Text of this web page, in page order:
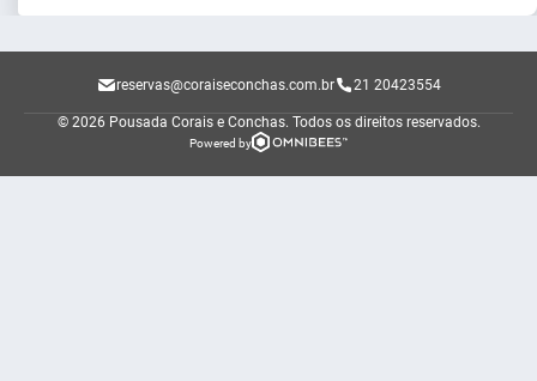
reservas@coraiseconchas.com.br 21 20423554
© 2026 Pousada Corais e Conchas. Todos os direitos reservados.
Powered by